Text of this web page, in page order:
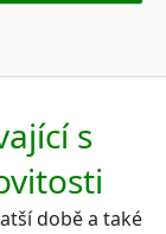
s
době a také